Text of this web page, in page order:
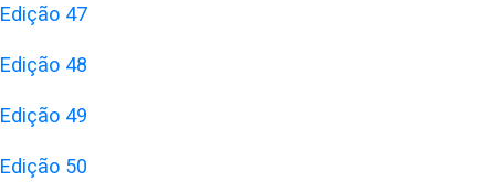
Edição 47
Edição 48
Edição 49
Edição 50